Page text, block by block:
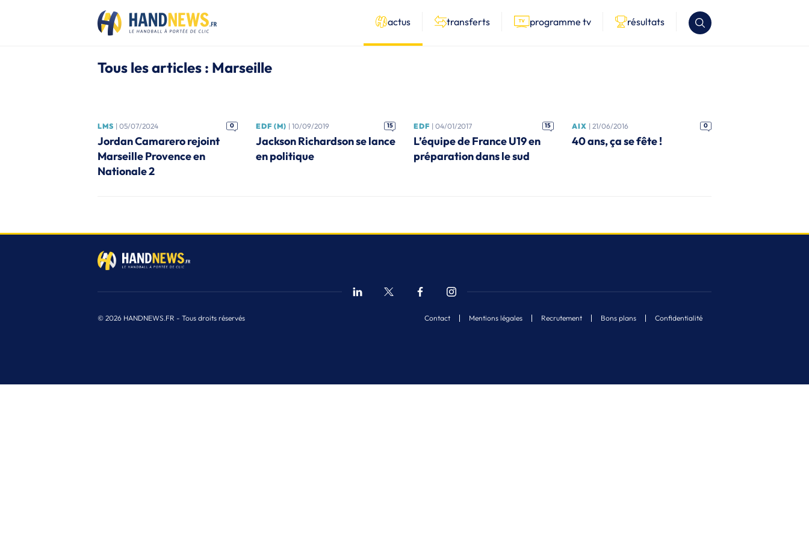
actus transferts programme tv résultats
Tous les articles : Marseille
LMS | 05/07/2024 0
Jordan Camarero rejoint
Marseille Provence en
Nationale 2
EDF (M) | 10/09/2019 15
Jackson Richardson se lance
en politique
EDF | 04/01/2017 15
L’équipe de France U19 en
préparation dans le sud
AIX | 21/06/2016 0
40 ans, ça se fête !
© 2026 HANDNEWS.FR - Tous droits réservés Contact Mentions légales Recrutement Bons plans Confidentialité